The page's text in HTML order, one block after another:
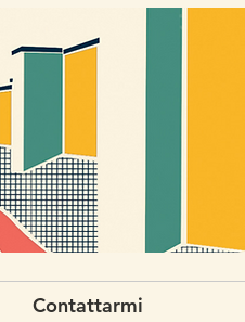
Contattarmi